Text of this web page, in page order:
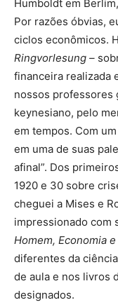
Humboldt em
Por razões óbvias,
ciclos econômicos.
Ringvorlesung –
financeira realizada
nossos professores
keynesiano, pelo
em tempos. Com
em uma de suas
afinal”. Dos
1920 e 30 sobre
cheguei a Mises e
impressionado com
Homem, Economia
diferentes da
de aula e nos livros
designados.